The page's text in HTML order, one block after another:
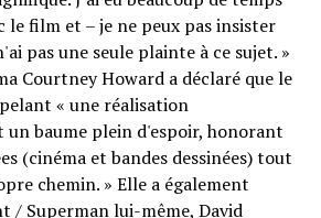
le film et – je ne peux pas insister
pas une seule plainte à ce sujet. »
Courtney Howard a déclaré que le
« une réalisation
baume plein d'espoir, honorant
(cinéma et bandes dessinées) tout
chemin. » Elle a également
/ Superman lui-même, David